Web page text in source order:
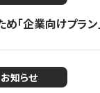
「企業向けプラン
お知らせ